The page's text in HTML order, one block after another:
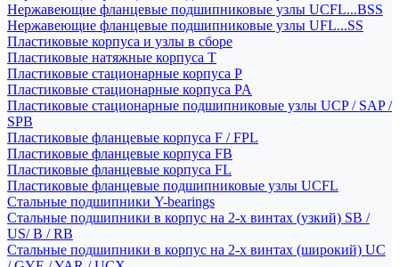
Нержавеющие фланцевые подшипниковые узлы UCFL...BSS
Нержавеющие фланцевые подшипниковые узлы UFL...SS
Пластиковые корпуса и узлы в сборе
Пластиковые натяжные корпуса T
Пластиковые стационарные корпуса P
Пластиковые стационарные корпуса PA
Пластиковые стационарные подшипниковые узлы UCP / SAP /
SPB
Пластиковые фланцевые корпуса F / FPL
Пластиковые фланцевые корпуса FB
Пластиковые фланцевые корпуса FL
Пластиковые фланцевые подшипниковые узлы UCFL
Стальные подшипники Y-bearings
Стальные подшипники в корпус на 2-х винтах (узкий) SB /
US/ B / RB
Стальные подшипники в корпус на 2-х винтах (широкий) UC